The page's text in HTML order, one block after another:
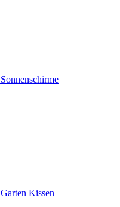
Sonnenschirme
Garten Kissen